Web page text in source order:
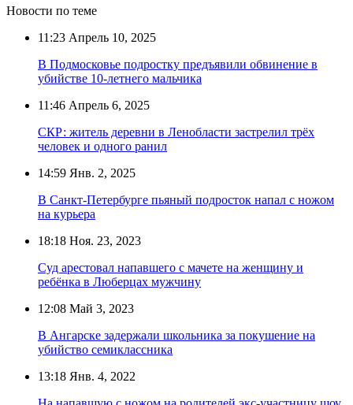
Новости по теме
11:23 Апрель 10, 2025
В Подмосковье подростку предъявили обвинение в
убийстве 10-летнего мальчика
11:46 Апрель 6, 2025
СКР: житель деревни в Ленобласти застрелил трёх
человек и одного ранил
14:59 Янв. 2, 2025
В Санкт-Петербурге пьяный подросток напал с ножом
на курьера
18:18 Ноя. 23, 2023
Суд арестовал напавшего с мачете на женщину и
ребёнка в Люберцах мужчину
12:08 Май 3, 2023
В Ангарске задержали школьника за покушение на
убийство семиклассника
13:18 Янв. 4, 2022